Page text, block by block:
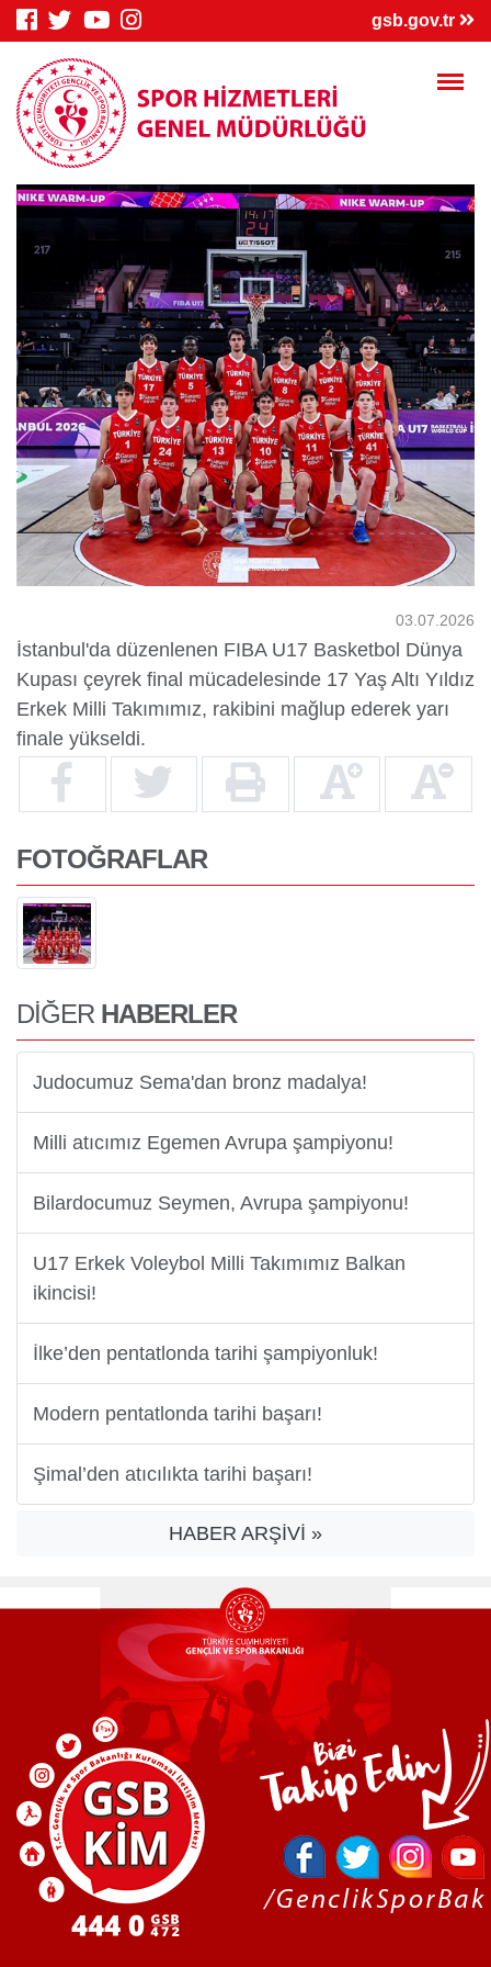
gsb.gov.tr
03.07.2026
İstanbul'da düzenlenen FIBA U17 Basketbol Dünya
Kupası çeyrek final mücadelesinde 17 Yaş Altı Yıldız
Erkek Milli Takımımız, rakibini mağlup ederek yarı
finale yükseldi.
FOTOĞRAFLAR
DİĞER HABERLER
Judocumuz Sema'dan bronz madalya!
Milli atıcımız Egemen Avrupa şampiyonu!
Bilardocumuz Seymen, Avrupa şampiyonu!
U17 Erkek Voleybol Milli Takımımız Balkan
ikincisi!
İlke’den pentatlonda tarihi şampiyonluk!
Modern pentatlonda tarihi başarı!
Şimal’den atıcılıkta tarihi başarı!
HABER ARŞİVİ »
×
Genç Bilgi
Sistemi
Spor Bilgi
Sistemi
Kredi/Yurt
İşlemleri
Kredi/Yurt E-
Ödeme
Kredi Borcu
Sorgula
Kredi/Bursum
Yattı mı?
Yurtdışı